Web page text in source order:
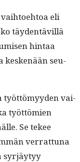
eli
täy­den­tävil­lä
hin­taa
keskenään seu­
työt­tömyy­den vai­
työt­tömien
Se tekee
ver­rat­tuna
syr­jäy­tyy